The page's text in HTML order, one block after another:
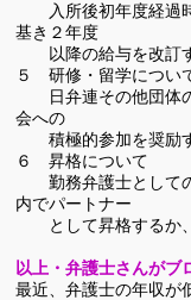
入所後初年度経過時
基き２年度
以降の給与を改訂す
５ 研修・留学につい
日弁連その他団体の
会への
積極的参加を奨励す
６ 昇格について
勤務弁護士としての
内でパートナー
として昇格するか、
以上・弁護士さんがブ
最近、弁護士の年収が